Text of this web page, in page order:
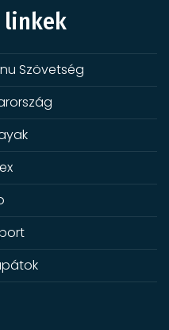
linkek
Szövetség